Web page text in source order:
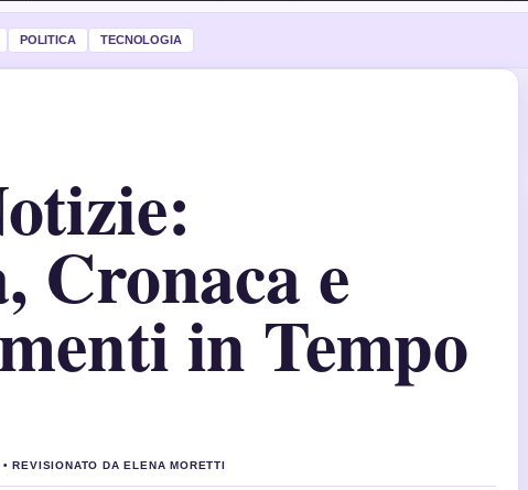
POLITICA TECNOLOGIA
Cronaca e
in Tempo
REVISIONATO DA ELENA MORETTI